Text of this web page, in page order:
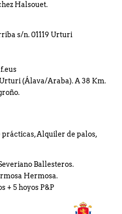
Campeonato Senior de
Hekneby
Halsouet.
s/n. 01119 Urturi
(Álava/Araba). A 38 Km.
Alquiler de palos,
Ballesteros.
Hermosa.
+ 5 hoyos P&P